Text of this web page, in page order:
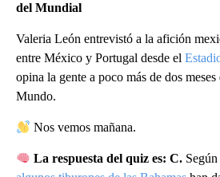
del Mundial
Valeria León entrevistó a la afición
entre México y Portugal desde el
opina la gente a poco más de dos
Mundo.
Nos vemos mañana.
La respuesta del quiz es: C.